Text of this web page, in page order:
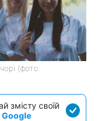
(фото:
змісту своїй
Google